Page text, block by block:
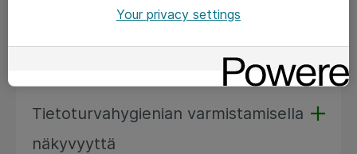
Tietoturvahygienian varmistamisella
näkyvyyttä
Your privacy settings